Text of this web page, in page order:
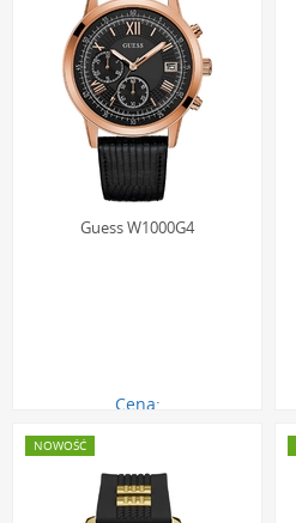
Guess W1000G4
Cena:
NOWOŚĆ